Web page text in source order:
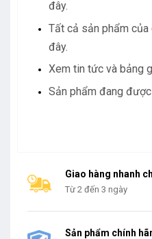
đây.
Tất cả sản phẩm
đây.
Xem tin tức và bảng
Sản phẩm đang
Giao hàng nhanh
Từ 2 đến 3 ngày
Sản phẩm chính